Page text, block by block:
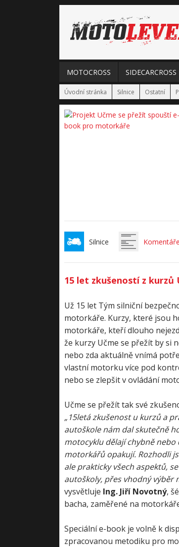
MOTOCROSS SIDECARCROSS
Úvodní stránka Silnice Ostatní
Silnice Komentáře
15 let zkušeností z kurzů
Už 15 let Tým silniční
motorkáře. Kurzy, které jsou
motorkáře, kteří dlouho
že kurzy Učme se přežít by si
nebo zda aktuálně vnímá
vlastní motorku více pod
nebo se zlepšit v ovládání
Učme se přežít tak své
„15letá zkušenost u kurzů a
autoškole nám dal skutečně
motocyklu dělají chybně
motorkářů opakují. Rozhodli
ale prakticky všech aspektů,
autoškoly, přes vhodný výběr
vysvětluje Ing. Jiří Novotný,
bacha, zaměřené na
Speciální e-book je volně k
zpracovanou metodiku pro